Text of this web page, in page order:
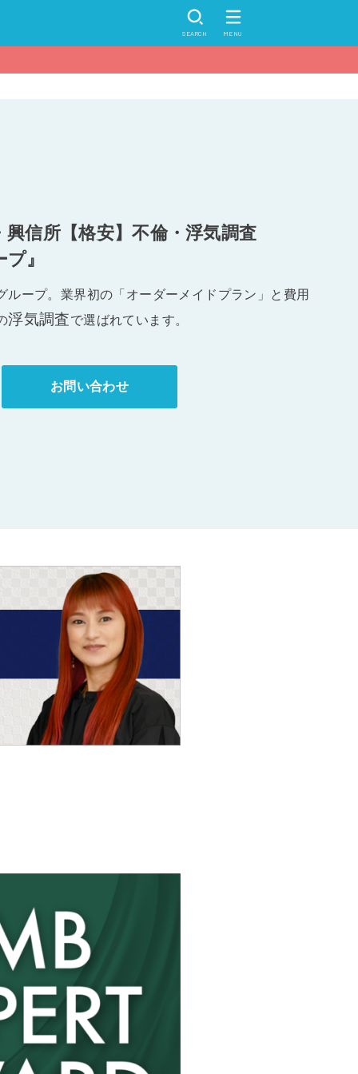
SEARCH MENU
信所【格安】不倫・浮気調査
』
ループ。業界初の「オーダーメイドプラン」と費用
浮気調査で選ばれています。
お問い合わせ